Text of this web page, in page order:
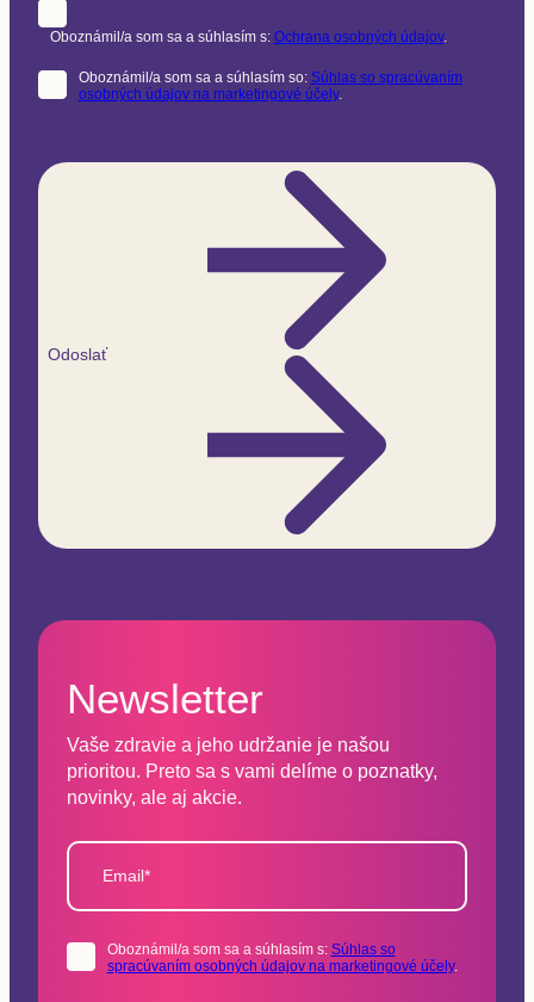
Oboznámil/a som sa a súhlasím s: Ochrana osobných údajov.
Oboznámil/a som sa a súhlasím so: Súhlas so spracúvaním
osobných údajov na marketingové účely.
Odoslať
Newsletter
Vaše zdravie a jeho udržanie je našou
prioritou. Preto sa s vami delíme o poznatky,
novinky, ale aj akcie.
Email*
Oboznámil/a som sa a súhlasím s: Súhlas so
spracúvaním osobných údajov na marketingové účely.